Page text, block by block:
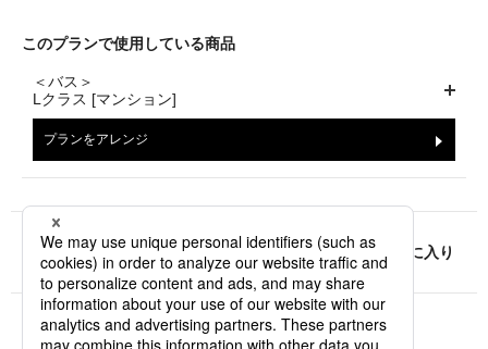
このプランで使用している商品
＜バス＞
Lクラス [マンション]
プランをアレンジ
URLをシェア お気に入り
お近くのショウルームはこちら